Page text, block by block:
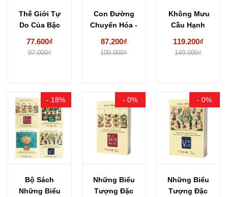
Thế Giới Tự
Do Của Bậc
77.600₫
97.000₫
Con Đường
Chuyển Hóa -
87.200₫
109.000₫
Không Mưu
Cầu Hạnh
119.200₫
149.000₫
- 18%
Bộ Sách
Những Biểu
- 0%
Những Biểu
Tượng Đặc
- 0%
Những Biểu
Tượng Đặc